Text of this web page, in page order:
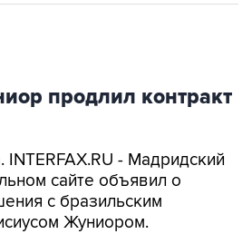
продлил контракт
INTERFAX.RU - Мадридский
сайте объявил о
с бразильским
Жуниором.